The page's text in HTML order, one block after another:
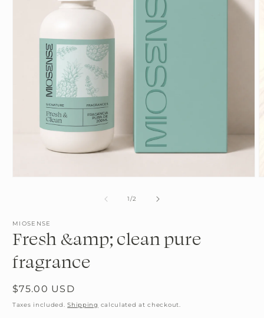
1/of
2
MIOSENSE
Fresh &amp; clean pure
fragrance
Regular
price
$75.00 USD
Taxes included.Shipping calculated at checkout.